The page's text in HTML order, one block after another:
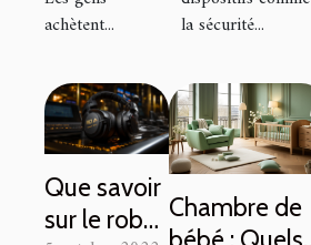
achètent...
la sécurité...
Que savoir
sur le robot Chambre de